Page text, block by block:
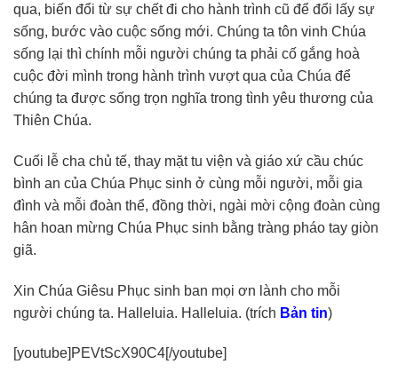
qua, biến đổi từ sự chết đi cho hành trình cũ để đổi lấy sự
sống, bước vào cuộc sống mới. Chúng ta tôn vinh Chúa
sống lại thì chính mỗi người chúng ta phải cố gắng hoà
cuộc đời mình trong hành trình vượt qua của Chúa để
chúng ta được sống trọn nghĩa trong tình yêu thương của
Thiên Chúa.
Cuối lễ cha chủ tế, thay mặt tu viện và giáo xứ cầu chúc
bình an của Chúa Phục sinh ở cùng mỗi người, mỗi gia
đình và mỗi đoàn thể, đồng thời, ngài mời cộng đoàn cùng
hân hoan mừng Chúa Phục sinh bằng tràng pháo tay giòn
giã.
Xin Chúa Giêsu Phục sinh ban mọi ơn lành cho mỗi
người chúng ta. Halleluia. Halleluia. (trích Bản tin)
[youtube]PEVtScX90C4[/youtube]